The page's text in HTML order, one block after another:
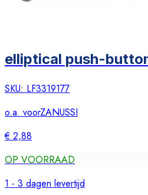
elliptical push-
SKU: LF3319177
o.a. voorZANUSSI
€ 2,88
OP VOORRAAD
1 - 3 dagen levertijd